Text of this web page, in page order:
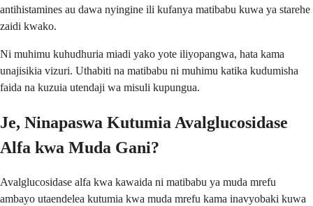
antihistamines au dawa nyingine ili kufanya matibabu kuwa ya starehe
zaidi kwako.
Ni muhimu kuhudhuria miadi yako yote iliyopangwa, hata kama
unajisikia vizuri. Uthabiti na matibabu ni muhimu katika kudumisha
faida na kuzuia utendaji wa misuli kupungua.
Je, Ninapaswa Kutumia Avalglucosidase
Alfa kwa Muda Gani?
Avalglucosidase alfa kwa kawaida ni matibabu ya muda mrefu
ambayo utaendelea kutumia kwa muda mrefu kama inavyobaki kuwa